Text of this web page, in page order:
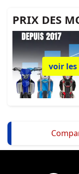
PRIX DES
voir